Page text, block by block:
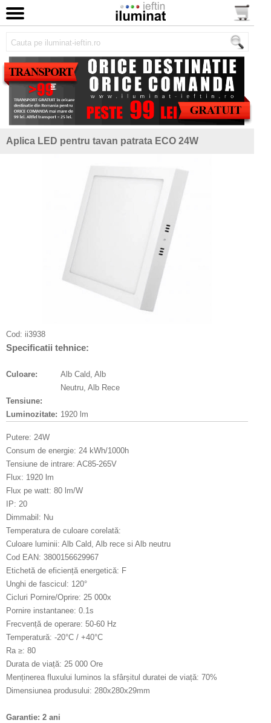
Aplica LED pentru tavan patrata ECO 24W
Cod: ii3938
Specificatii tehnice:
Culoare:
Alb Cald, Alb
Neutru, Alb Rece
Tensiune:
Luminozitate: 1920 lm
Putere: 24W
Consum de energie: 24 kWh/1000h
Tensiune de intrare: AC85-265V
Flux: 1920 lm
Flux pe watt: 80 lm/W
IP: 20
Dimmabil: Nu
Temperatura de culoare corelată:
Culoare luminii: Alb Cald, Alb rece si Alb neutru
Cod EAN: 3800156629967
Etichetă de eficiență energetică: F
Unghi de fascicul: 120°
Cicluri Pornire/Oprire: 25 000x
Pornire instantanee: 0.1s
Frecvență de operare: 50-60 Hz
Temperatură: -20°C / +40°C
Ra ≥: 80
Durata de viață: 25 000 Ore
Menținerea fluxului luminos la sfârșitul duratei de viață: 70%
Dimensiunea produsului: 280x280x29mm
Garantie: 2 ani